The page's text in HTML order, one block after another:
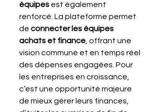
équipes est également
renforcé. La plateforme permet
de connecter les équipes
achats et finance , offrant une
vision commune et en temps réel
des dépenses engagées. Pour
les entreprises en croissance,
c’est une opportunité majeure
de mieux gérer leurs finances,